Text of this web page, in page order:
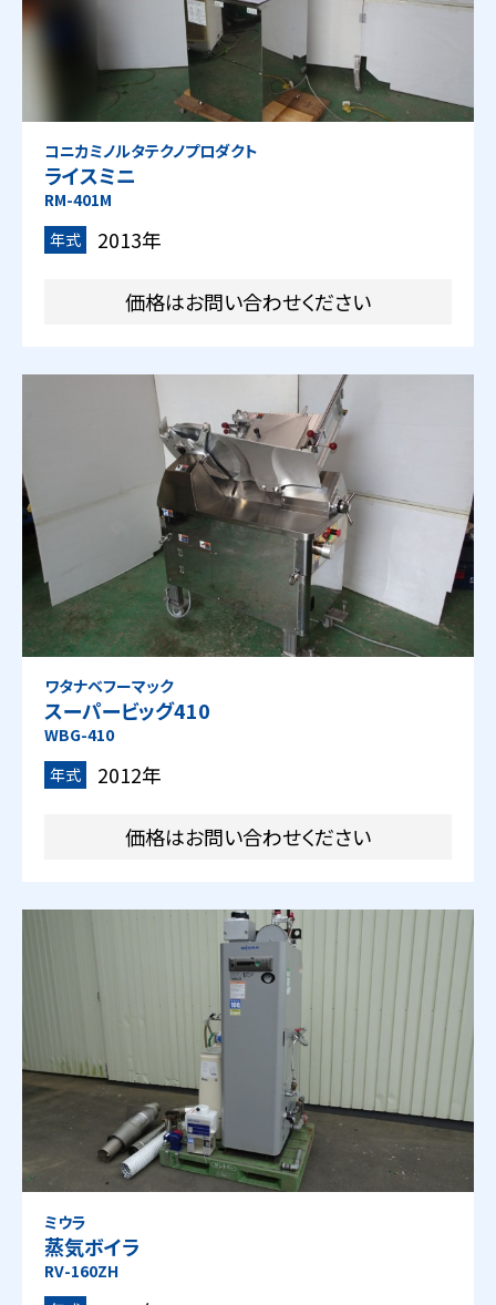
コニカミノルタテクノプロダクト
ライスミニ
RM-401M
年式
2013年
価格はお問い合わせください
ワタナベフーマック
スーパービッグ410
WBG-410
年式
2012年
価格はお問い合わせください
ミウラ
蒸気ボイラ
RV-160ZH